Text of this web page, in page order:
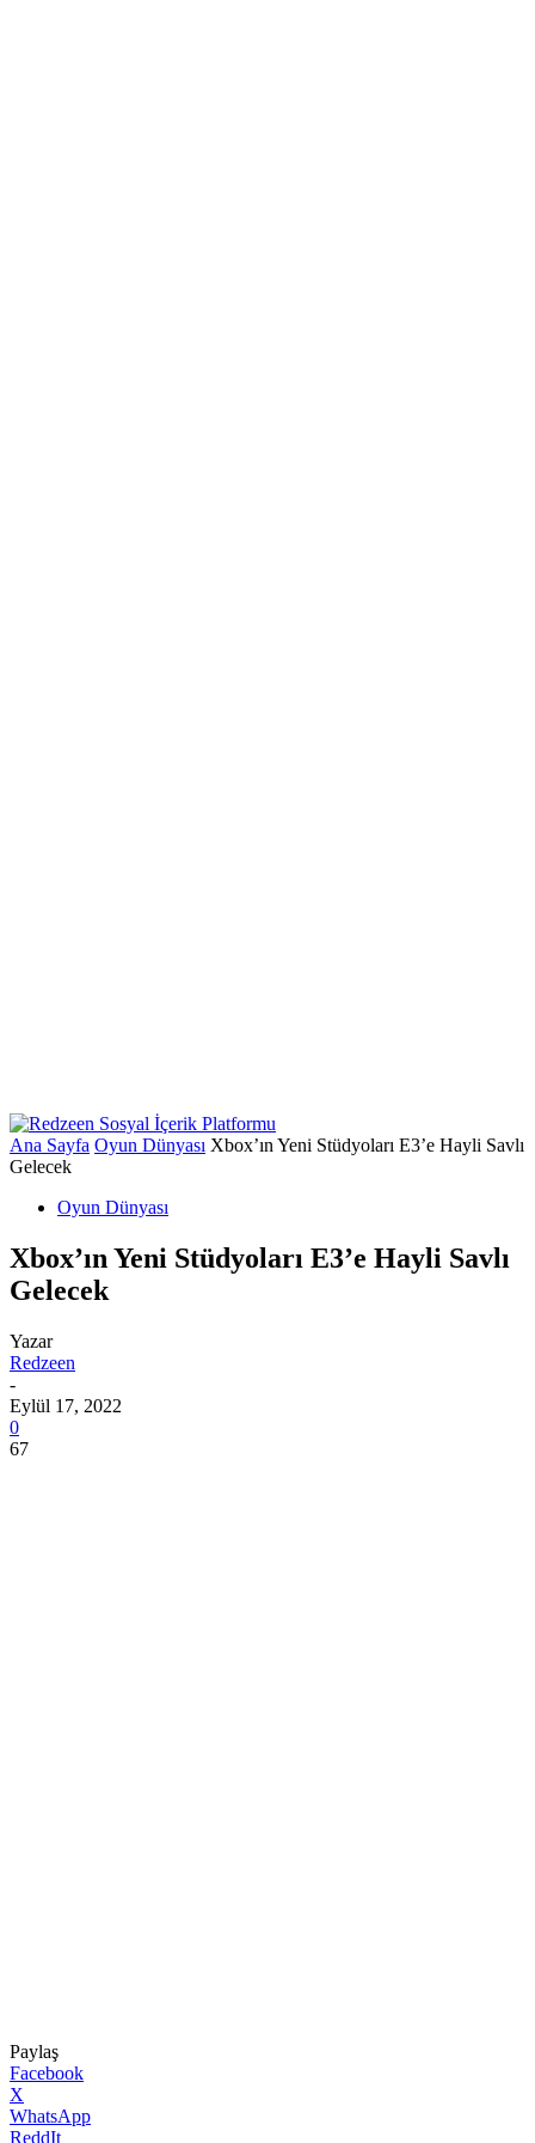
Ana Sayfa Oyun Dünyası Xbox’ın Yeni Stüdyoları E3’e Hayli Savlı
Gelecek
Oyun Dünyası
Xbox’ın Yeni Stüdyoları E3’e Hayli Savlı
Gelecek
Yazar
Redzeen
-
Eylül 17, 2022
0
67
Paylaş
Facebook
X
WhatsApp
ReddIt